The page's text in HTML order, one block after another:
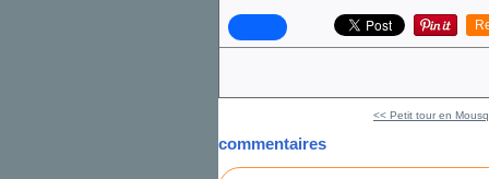
<< Petit tour en
commentaires